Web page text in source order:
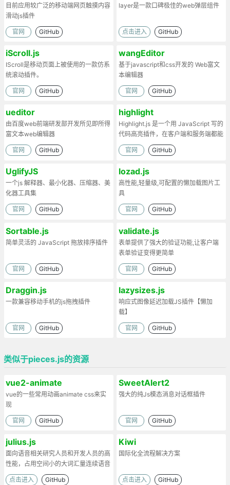
目前应用较广泛的移动端网页触摸内容
滑动js插件
官网 GitHub
layer是一款口碑极佳的web弹层组件
点击进入 GitHub
iScroll.js
IScroll是移动页面上被使用的一款仿系
统滚动插件。
官网 GitHub
wangEditor
基于javascript和css开发的 Web富文
本编辑器
官网 GitHub
ueditor
由百度web前端研发部开发所见即所得
富文本web编辑器
官网 GitHub
highlight
Highlight.js 是一个用 JavaScript 写的
代码高亮插件，在客户端和服务端都能
工作。
官网 GitHub
UglifyJS
一个js 解释器、最小化器、压缩器、美
化器工具集
官网 GitHub
lozad.js
高性能,轻量级,可配置的懒加载图片工
具
官网 GitHub
Sortable.js
简单灵活的 JavaScript 拖放排序插件
官网 GitHub
validate.js
表单提供了强大的验证功能,让客户端
表单验证变得更简单
官网 GitHub
Draggin.js
一款兼容移动手机的js拖拽插件
官网 GitHub
lazysizes.js
响应式图像延迟加载JS插件【懒加
载】
官网 GitHub
类似于pieces.js的资源
vue2-animate
vue的一些常用动画animate css来实
现
官网 GitHub
SweetAlert2
强大的纯Js模态消息对话框插件
官网 GitHub
julius.js
面向语音相关研究人员和开发人员的高
性能，占用空间小的大词汇量连续语音
识别
点击进入 GitHub
Kiwi
国际化全流程解决方案
点击进入 GitHub